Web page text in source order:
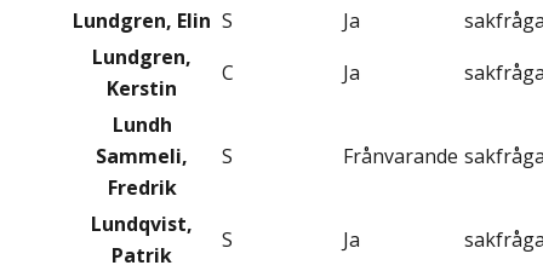
Lundgren, Elin S Ja
Lundgren,
Kerstin
C Ja
Lundh
Sammeli,
Fredrik
S Frånvarande
Lundqvist,
Patrik
S Ja